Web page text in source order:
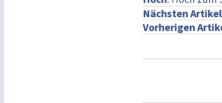
Nächsten Artikel
Vorherigen